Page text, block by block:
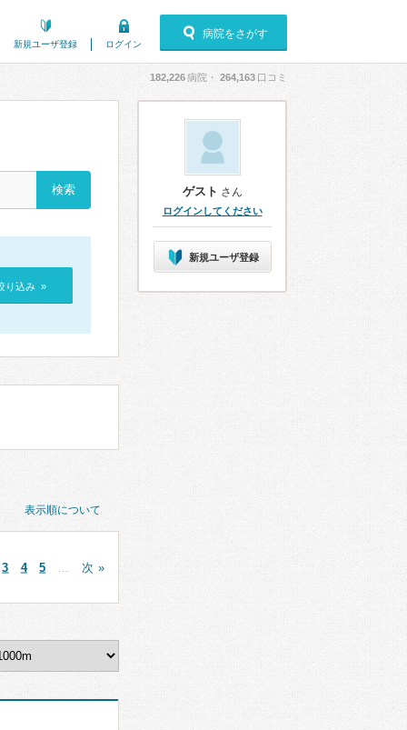
新規ユーザ登録 ログイン
病院をさがす
182,226病院・ 264,163 口コミ
り込み »
表示順について
3 4 5 次 »
ゲスト さん
ログインしてください
新規ユーザ登録